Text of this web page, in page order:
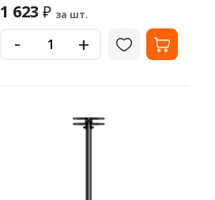
1 623 ₽ за шт.
- +